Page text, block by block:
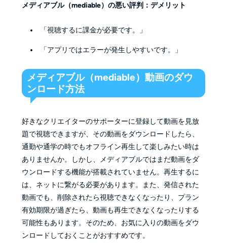
メディアブル（mediable）の悪い評判：デメリット
「視聴するに課金が必要です。」
「アプリではエラーが発生しやすいです。」
メディアブル（mediable）動画のダウ
ンロード方法
好きなクリエイターのサポーターに登録して動画を見放
題で視聴できますが、その動画をダウンロードしたら、
通勤や通学の時でもオフライン再生して楽しみたい時は
ありませんか。しかし、メディアブルではまだ動画をダ
ウンロードする機能が搭載されていません。再生するに
は、ネットに繋がる必要があります。また、発信された
動画でも、削除されたら視聴できなくなったり、プラン
有効期限が過ぎたら、動画も再生できなくなったりする
可能性もあります。そのため、お気に入りの動画をダウ
ンロードしておくことがおすすめです。